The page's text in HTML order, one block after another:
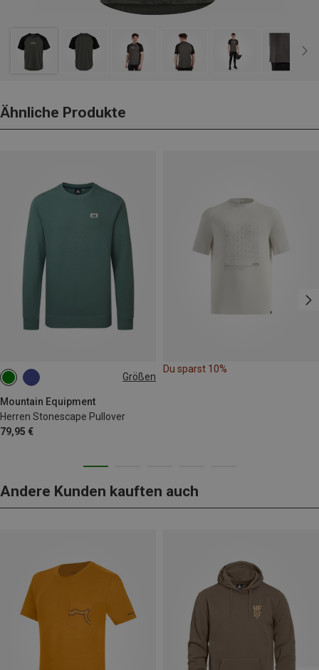
Ähnliche Produkte
Größen
Mountain Equipment
Herren Stonescape Pullover
79,95 €
S M XXL
Du sparst 10%
Andere Kunden kauften auch